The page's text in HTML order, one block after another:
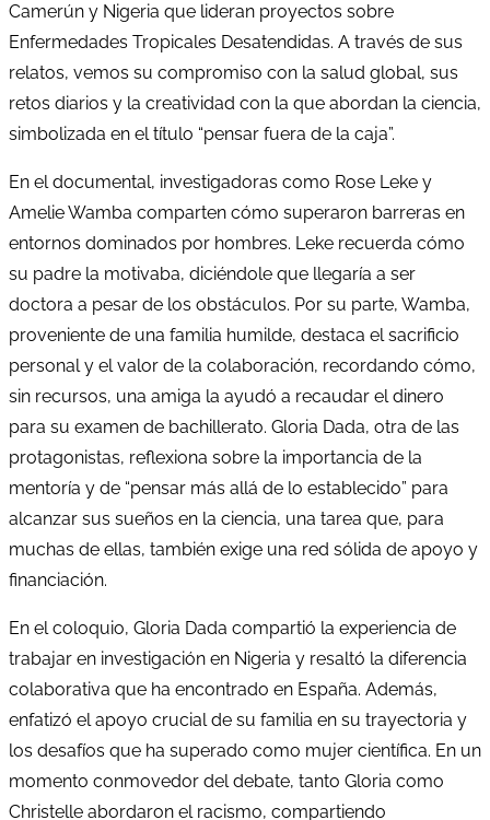
Camerún y Nigeria que lideran proyectos sobre
Enfermedades Tropicales Desatendidas. A través de sus
relatos, vemos su compromiso con la salud global, sus
retos diarios y la creatividad con la que abordan la ciencia,
simbolizada en el título “pensar fuera de la caja”.
En el documental, investigadoras como Rose Leke y
Amelie Wamba comparten cómo superaron barreras en
entornos dominados por hombres. Leke recuerda cómo
su padre la motivaba, diciéndole que llegaría a ser
doctora a pesar de los obstáculos. Por su parte, Wamba,
proveniente de una familia humilde, destaca el sacrificio
personal y el valor de la colaboración, recordando cómo,
sin recursos, una amiga la ayudó a recaudar el dinero
para su examen de bachillerato. Gloria Dada, otra de las
protagonistas, reflexiona sobre la importancia de la
mentoría y de “pensar más allá de lo establecido” para
alcanzar sus sueños en la ciencia, una tarea que, para
muchas de ellas, también exige una red sólida de apoyo y
financiación.
En el coloquio, Gloria Dada compartió la experiencia de
trabajar en investigación en Nigeria y resaltó la diferencia
colaborativa que ha encontrado en España. Además,
enfatizó el apoyo crucial de su familia en su trayectoria y
los desafíos que ha superado como mujer científica. En un
momento conmovedor del debate, tanto Gloria como
Christelle abordaron el racismo, compartiendo